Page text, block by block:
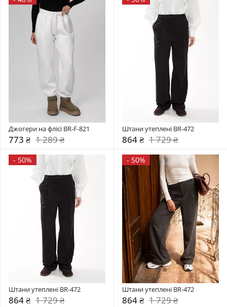
Джогери на флісі BR-F-821
773 ₴ 1 289 ₴
Штани утеплені BR-472
864 ₴ 1 729 ₴
- 50%
Штани утеплені BR-472
864 ₴ 1 729 ₴
- 50%
Штани утеплені BR-472
864 ₴ 1 729 ₴